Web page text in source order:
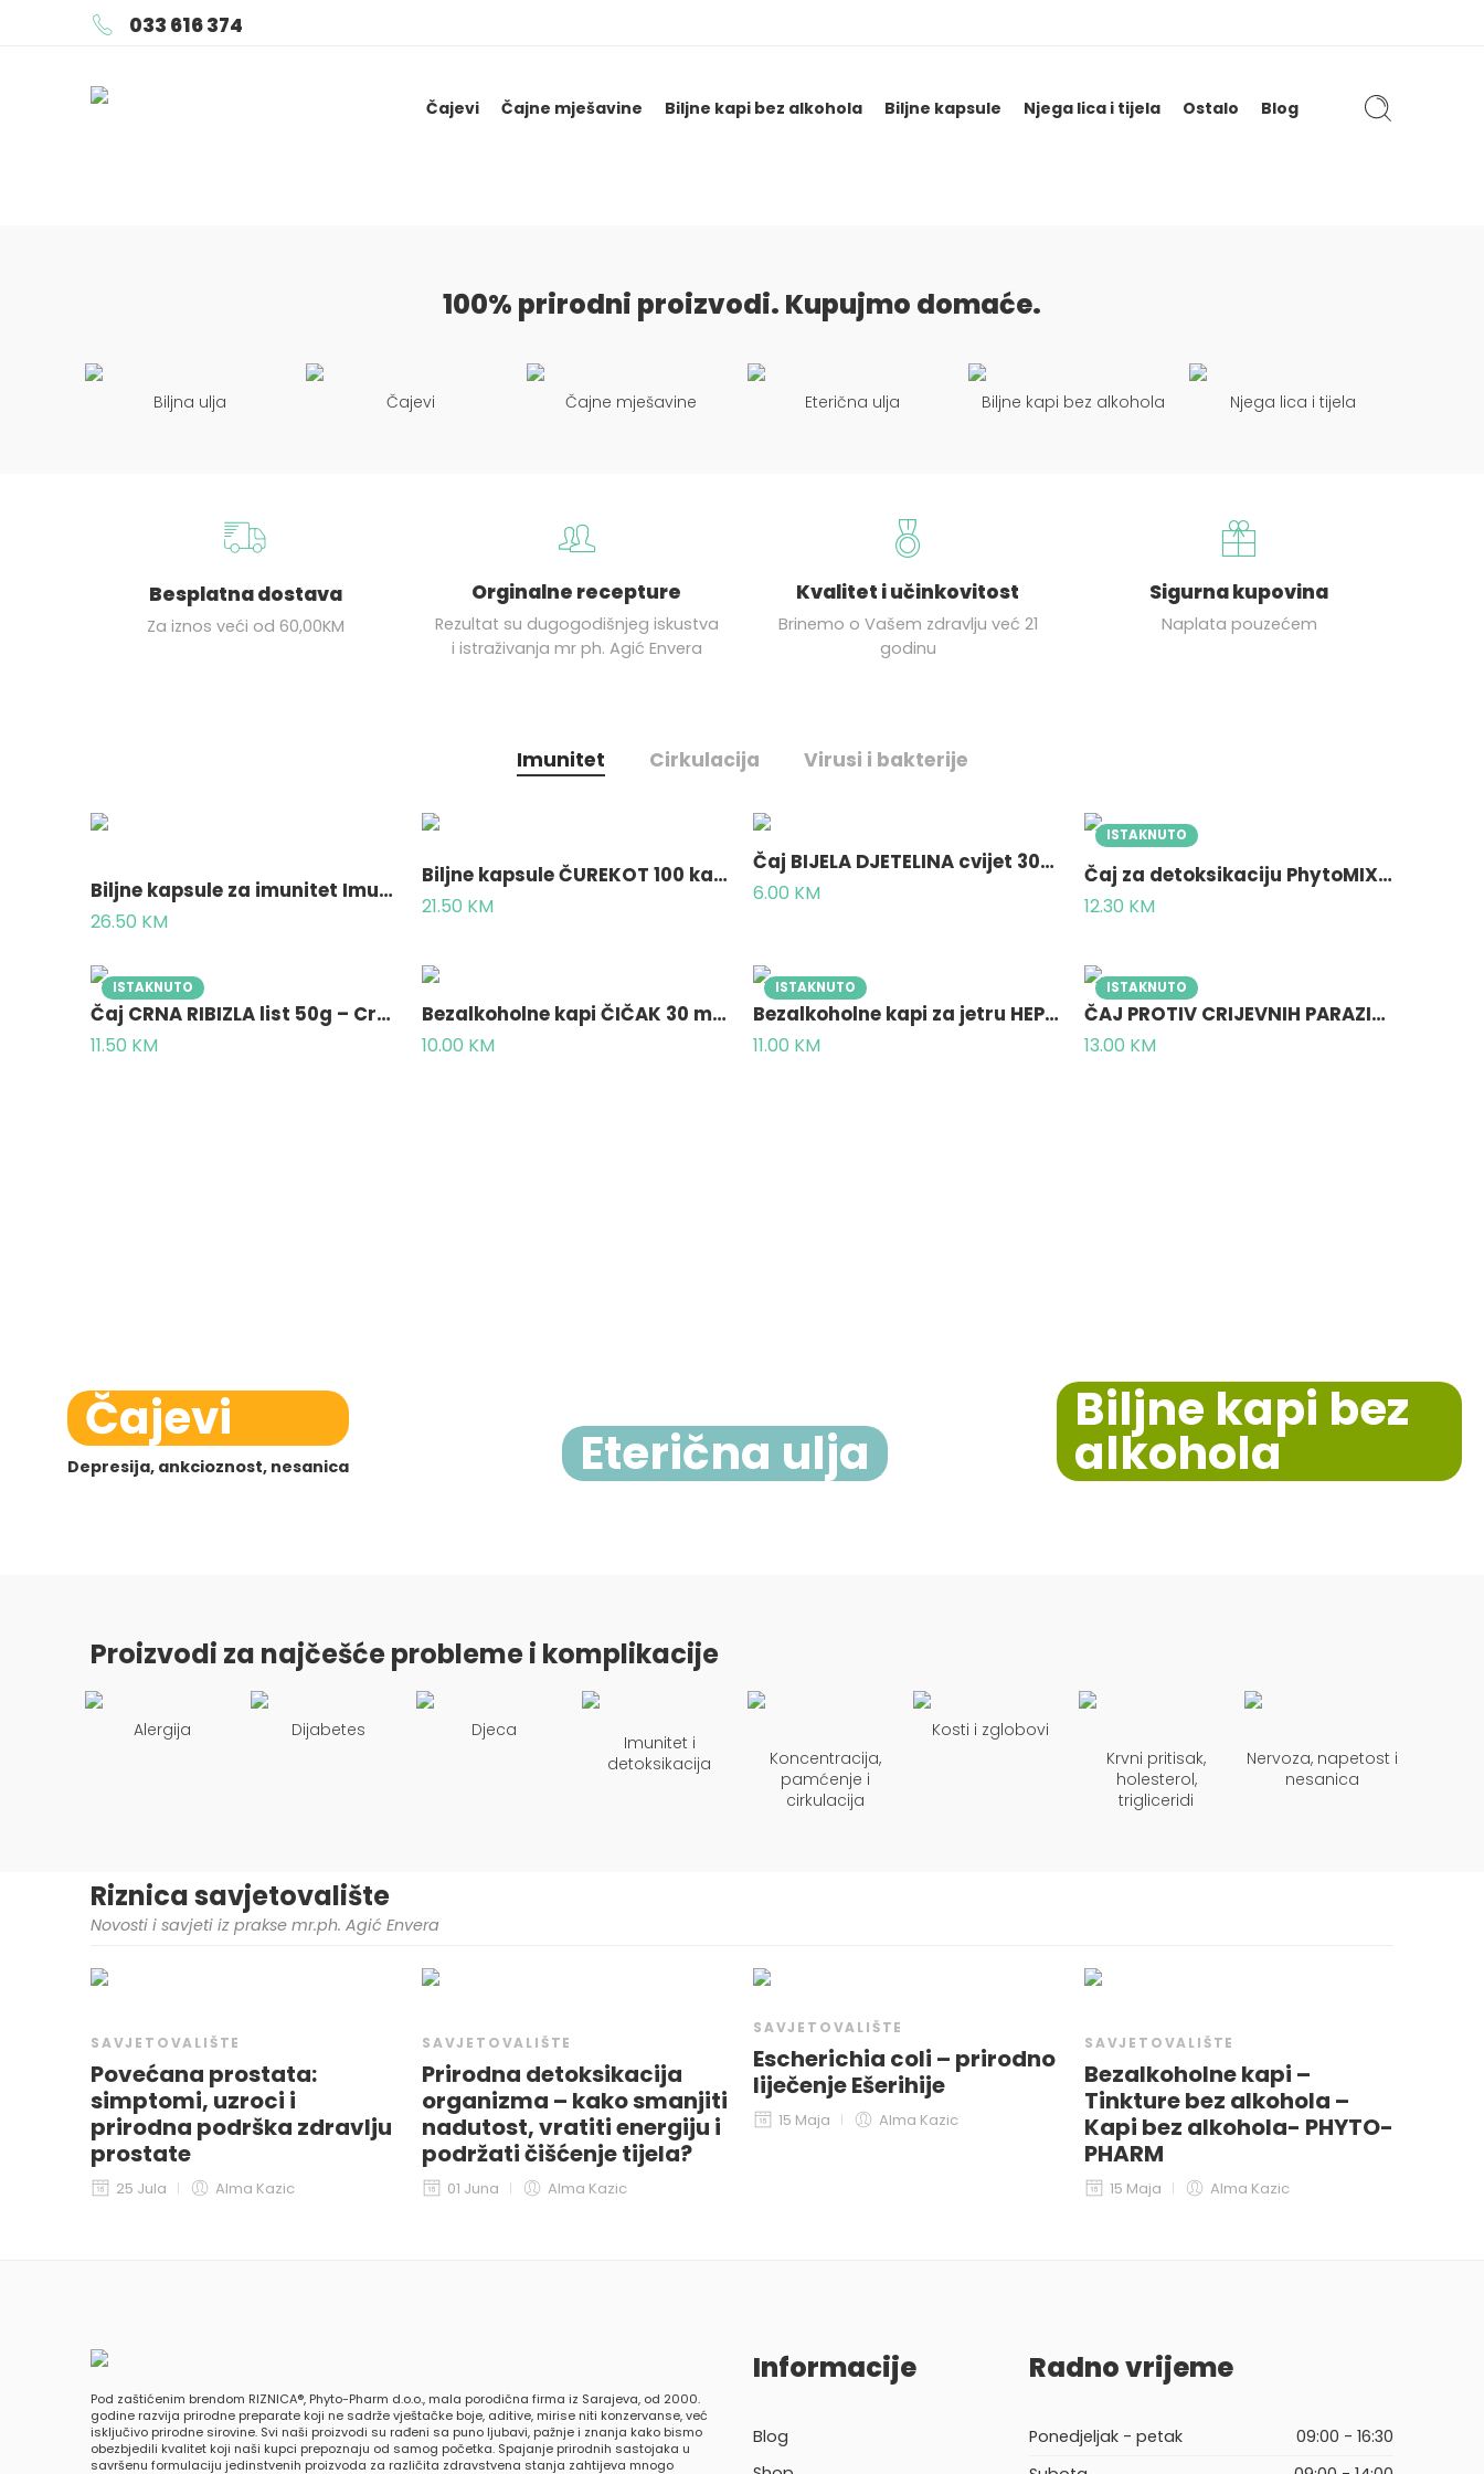
033 616 374
Čajevi Čajne mješavine Biljne kapi bez alkohola Biljne kapsule Njega lica i tijela Ostalo Blog
100% prirodni proizvodi. Kupujmo domaće.
Biljna ulja Čajevi Čajne mješavine Eterična ulja Biljne kapi bez alkohola Njega lica i tijela
Besplatna dostava
Za iznos veći od 60,00KM
Orginalne recepture
Rezultat su dugogodišnjeg iskustva
i istraživanja mr ph. Agić Envera
Kvalitet i učinkovitost
Brinemo o Vašem zdravlju već 21
godinu
Sigurna kupovina
Naplata pouzećem
Imunitet Cirkulacija Virusi i bakterije
Biljne kapsule za imunitet ImunoPLUS 100 kapsula
26.50 KM
Biljne kapsule ČUREKOT 100 kapsula
21.50 KM
Čaj BIJELA DJETELINA cvijet 30g – Trifolii repens flos
6.00 KM
ISTAKNUTO
Čaj za detoksikaciju PhytoMIX® 50g – detox čaj za probavu i izbacivanje viška tečnosti
12.30 KM
ISTAKNUTO
Čaj CRNA RIBIZLA list 50g – Crni ribiz, Ribi nigri folium
11.50 KM
Bezalkoholne kapi ČIČAK 30 ml – Tinktura čička bez alkohola
10.00 KM
ISTAKNUTO
Bezalkoholne kapi za jetru HEPARMIX® 30 ml – Tinktura za jetru bez alkohola
11.00 KM
ISTAKNUTO
ČAJ PROTIV CRIJEVNIH PARAZITA 50g – učinkovito uništava parazite i njihova jajašca
13.00 KM
Čajevi
Depresija, ankcioznost, nesanica Eterična ulja
Biljne kapi bez
alkohola
Proizvodi za najčešće probleme i komplikacije
Alergija Dijabetes Djeca
Imunitet i
detoksikacija
Koncentracija,
pamćenje i
cirkulacija
Kosti i zglobovi
Krvni pritisak,
holesterol,
trigliceridi
Nervoza, napetost i
nesanica
Riznica savjetovalište
Novosti i savjeti iz prakse mr.ph. Agić Envera
SAVJETOVALIŠTE
Povećana prostata:
simptomi, uzroci i
prirodna podrška zdravlju
prostate
25 Jula Alma Kazic
SAVJETOVALIŠTE
Prirodna detoksikacija
organizma – kako smanjiti
nadutost, vratiti energiju i
podržati čišćenje tijela?
01 Juna Alma Kazic
SAVJETOVALIŠTE
Escherichia coli – prirodno
liječenje Ešerihije
15 Maja Alma Kazic
SAVJETOVALIŠTE
Bezalkoholne kapi –
Tinkture bez alkohola –
Kapi bez alkohola- PHYTO-
PHARM
15 Maja Alma Kazic
Pod zaštićenim brendom RIZNICA®, Phyto-Pharm d.o.o., mala porodična firma iz Sarajeva, od 2000.
godine razvija prirodne preparate koji ne sadrže vještačke boje, aditive, mirise niti konzervanse, već
isključivo prirodne sirovine. Svi naši proizvodi su rađeni sa puno ljubavi, pažnje i znanja kako bismo
obezbjedili kvalitet koji naši kupci prepoznaju od samog početka. Spajanje prirodnih sastojaka u
savršenu formulaciju jedinstvenih proizvoda za različita zdravstvena stanja zahtijeva mnogo
Informacije
Blog
Radno vrijeme
Ponedjeljak - petak
09:00 - 16:30